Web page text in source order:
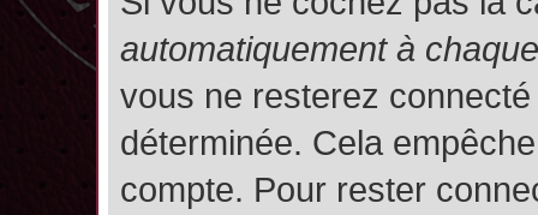
automatiquement à
vous ne resterez
déterminée. Cela
compte. Pour rester